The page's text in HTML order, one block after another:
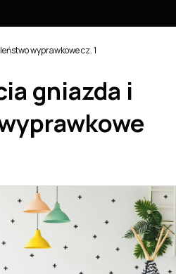
wyprawkowe cz. 1
gniazda i